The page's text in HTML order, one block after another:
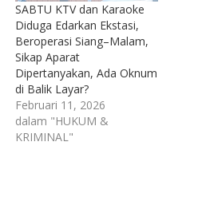
SABTU KTV dan Karaoke
Diduga Edarkan Ekstasi,
Beroperasi Siang–Malam,
Sikap Aparat
Dipertanyakan, Ada Oknum
di Balik Layar?
Februari 11, 2026
dalam "HUKUM &
KRIMINAL"